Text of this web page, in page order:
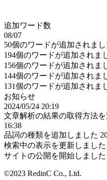
追加ワード数
08/07
50個のワードが追加されまし
194個のワードが追加されま
156個のワードが追加されま
144個のワードが追加されま
131個のワードが追加されま
お知らせ
2024/05/24 20:19
文章解析の結果の取得方法を
16:38
品詞の種類を追加しました
検索中の表示を更新しました
サイトの公開を開始しました
©2023 RedinC Co., Ltd.